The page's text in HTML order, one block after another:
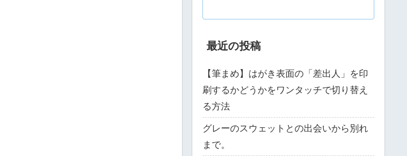
最近の投稿
【筆まめ】はがき表面の「差出人」を印
刷するかどうかをワンタッチで切り替え
る方法
グレーのスウェットとの出会いから別れ
まで。